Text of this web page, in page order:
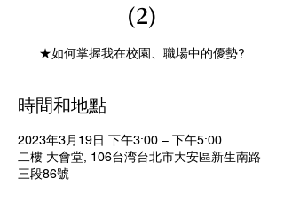
(2)
★如何掌握我在校園、職場中的優勢?
時間和地點
2023年3月19日 下午3:00 – 下午5:00
二樓 大會堂, 106台湾台北市大安區新生南路
三段86號